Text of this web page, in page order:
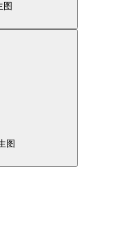
图
图